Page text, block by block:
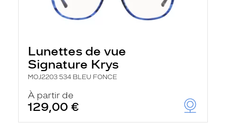
Lunettes de vue
Signature Krys
MOJ2203 534 BLEU FONCE
À partir de
129,00 €